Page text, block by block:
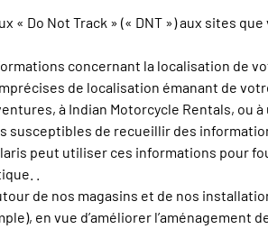
Do Not Track » (« DNT ») aux sites
concernant la localisation de
de localisation émanant de
à Indian Motorcycle Rentals, ou
de recueillir des
peut utiliser ces informations pour
.
de nos magasins et de nos
en vue d’améliorer l’aménagement